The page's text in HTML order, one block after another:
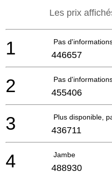
Les prix
Pas
1 446657
Pas
2 455406
Plus disponible,
3 436711
Jambe
4 488930